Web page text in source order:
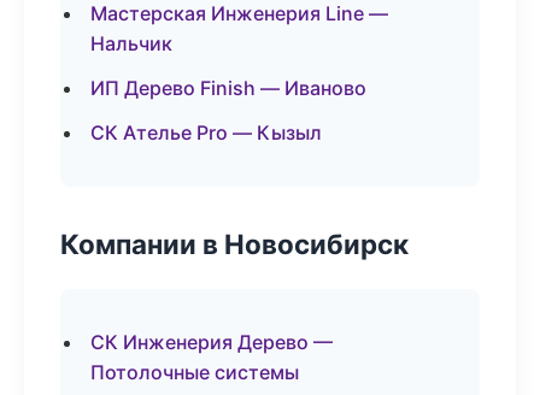
Мастерская Инженерия Line —
Нальчик
ИП Дерево Finish — Иваново
СК Ателье Pro — Кызыл
Компании в Новосибирск
СК Инженерия Дерево —
Потолочные системы